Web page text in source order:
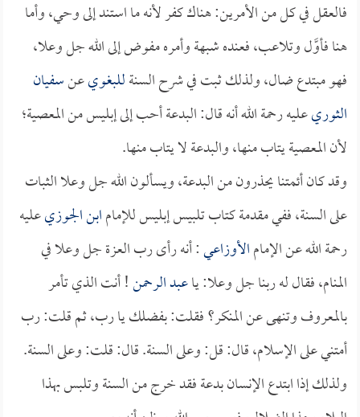
فالعقل في كل من الأمرين: هناك كفر لأنه ما استند إلى وحي، وأما
هنا فأوَّل وتلاعب، فعنده شبهة وأمره مفوض إلى الله جل وعلا،
فهو مبتدع ضال، ولذلك ثبت في شرح السنةللبغويعنسفيان
الثوريعليه رحمة الله أنه قال: البدعة أحب إلى إبليس من المعصية؛
لأن المعصية يتاب منها، والبدعة لا يتاب منها.
وقد كان أئمتنا يحذرون من البدعة، ويسألون الله جل وعلا الثبات
على السنة، ففي مقدمة كتاب تلبيس إبليس للإمامابن الجوزيعليه
رحمة الله عن الإمامالأوزاعي: أنه رأى رب العزة جل وعلا في
المنام، فقال له ربنا جل وعلا: ياعبد الرحمن! أنت الذي تأمر
بالمعروف وتنهى عن المنكر؟ فقلت: بفضلك يا رب، ثم قلت: رب
أمتني على الإسلام، قال: قل: وعلى السنة. قال: قلت: وعلى السنة.
ولذلك إذا ابتدع الإنسان بدعة فقد خرج من السنة وتلبس بهذا